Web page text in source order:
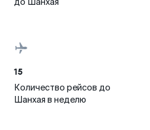
15
Количество рейсов до
Шанхая в неделю